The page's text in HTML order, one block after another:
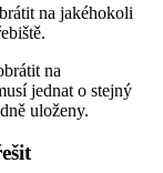
na jakéhokoli
na
jednat o stejný
uloženy.